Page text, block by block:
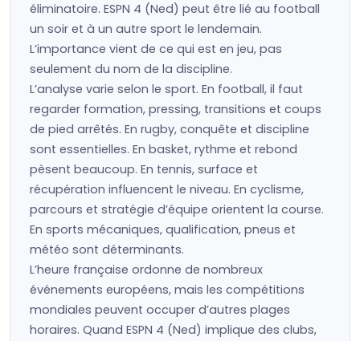
éliminatoire. ESPN 4 (Ned) peut être lié au football
un soir et à un autre sport le lendemain.
L’importance vient de ce qui est en jeu, pas
seulement du nom de la discipline.
L’analyse varie selon le sport. En football, il faut
regarder formation, pressing, transitions et coups
de pied arrêtés. En rugby, conquête et discipline
sont essentielles. En basket, rythme et rebond
pèsent beaucoup. En tennis, surface et
récupération influencent le niveau. En cyclisme,
parcours et stratégie d’équipe orientent la course.
En sports mécaniques, qualification, pneus et
météo sont déterminants.
L’heure française ordonne de nombreux
événements européens, mais les compétitions
mondiales peuvent occuper d’autres plages
horaires. Quand ESPN 4 (Ned) implique des clubs,